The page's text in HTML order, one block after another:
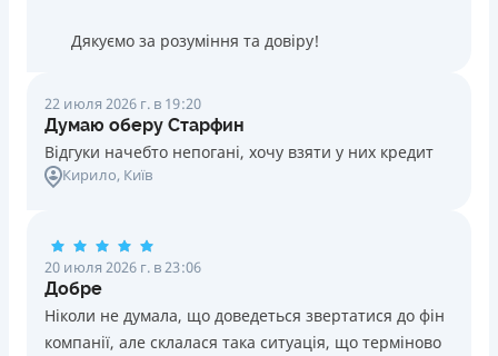
Дякуємо за розуміння та довіру!
22 июля 2026 г. в 19:20
Думаю оберу Старфин
Відгуки начебто непогані, хочу взяти у них кредит
Кирило, Київ
20 июля 2026 г. в 23:06
Добре
Ніколи не думала, що доведеться звертатися до фін
компанії, але склалася така ситуація, що терміново